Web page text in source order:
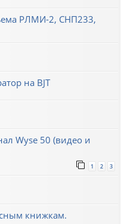
РЛМИ-2, СНП233,
на BJT
Wyse 50 (видео и
1 2 3
книжкам.